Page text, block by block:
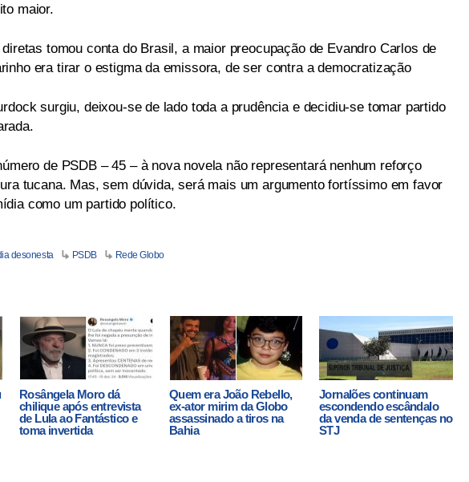
maior.
tomou conta do Brasil, a maior preocupação de Evandro Carlos de
era tirar o estigma da emissora, de ser contra a democratização
surgiu, deixou-se de lado toda a prudência e decidiu-se tomar partido
de PSDB – 45 – à nova novela não representará nenhum reforço
tucana. Mas, sem dúvida, será mais um argumento fortíssimo em favor
como um partido político.
desonesta PSDB Rede Globo
Rosângela Moro dá
chilique após entrevista
de Lula ao Fantástico e
toma invertida
Quem era João Rebello,
ex-ator mirim da Globo
assassinado a tiros na
Bahia
Jornalões continuam
escondendo escândalo
da venda de sentenças no
STJ